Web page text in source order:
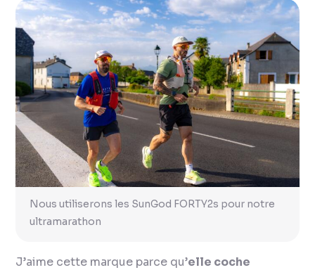
Nous utiliserons les SunGod FORTY2s pour notre
ultramarathon
J’aime cette marque parce qu’elle coche